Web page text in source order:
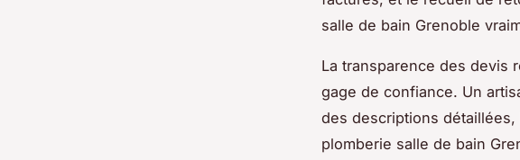
salle de bain Grenoble
La transparence des devis
gage de confiance. Un
des descriptions
plomberie salle de bain